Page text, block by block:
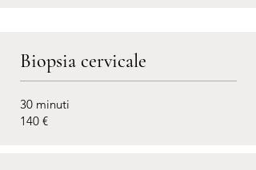
Biopsia cervicale
30 minuti
140 €